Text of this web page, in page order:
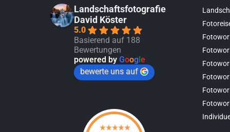
auf
Landschaftsfotografie
David Köster
5.0
Basierend auf 188
Bewertungen
powered by Google
bewerte uns auf